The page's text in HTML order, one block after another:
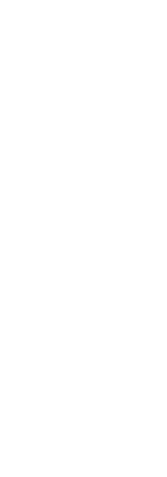
সঙ্কট
জেরী